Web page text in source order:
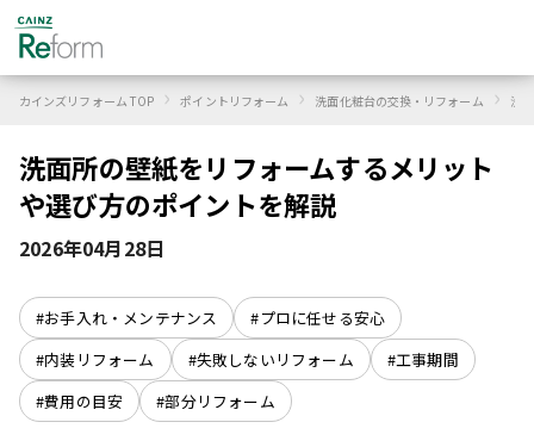
カインズリフォーム TOP › ポイントリフォーム › 洗面化粧台の交換・リフォーム › 洗
洗面所の壁紙をリフォームするメリット
や選び方のポイントを解説
2026年04月28日
#お手入れ・メンテナンス
#プロに任せる安心
#内装リフォーム
#失敗しないリフォーム
#工事期間
#費用の目安
#部分リフォーム